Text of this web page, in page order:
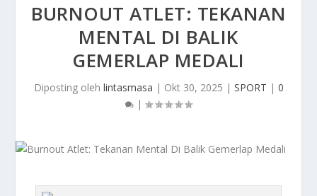
BURNOUT ATLET: TEKANAN
MENTAL DI BALIK
GEMERLAP MEDALI
Diposting oleh lintasmasa | Okt 30, 2025 | SPORT | 0
|